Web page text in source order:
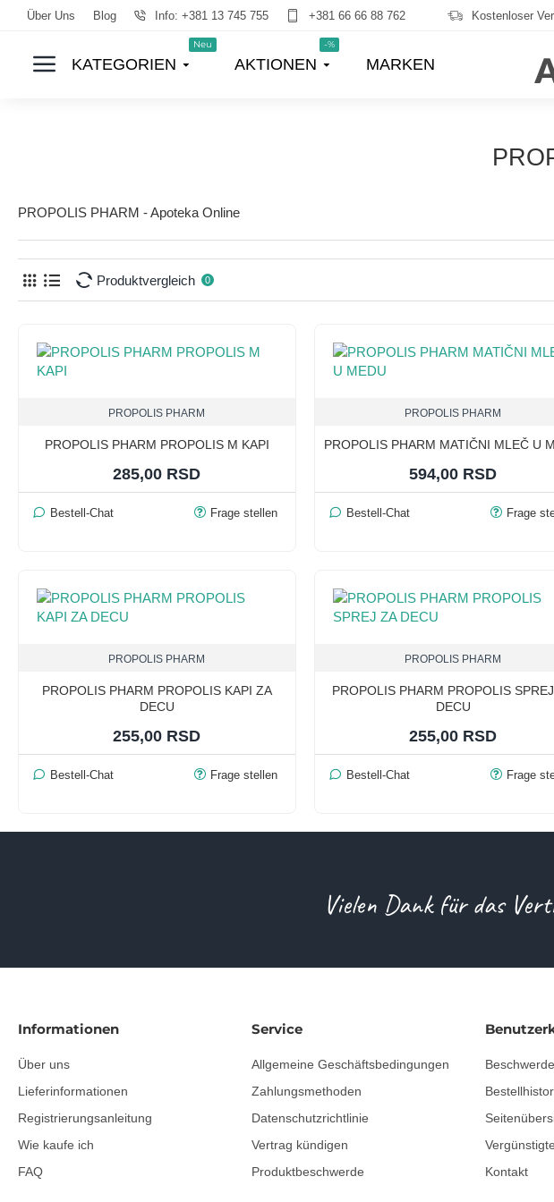
Über Uns Blog Info: +381 13 745 755 +381 66 66 88 762 Kostenloser
KATEGORIEN
Neu
AKTIONEN
-%
MARKEN
PROPOLIS PHARM - Apoteka Online
Produktvergleich 0
PROPOLIS PHARM
PROPOLIS PHARM PROPOLIS M KAPI
285,00 RSD
Bestell-Chat Frage stellen
PROPOLIS PHARM
PROPOLIS PHARM MATIČNI MLEČ U
594,00 RSD
Bestell-Chat Frage
PROPOLIS PHARM
PROPOLIS PHARM PROPOLIS KAPI ZA
DECU
255,00 RSD
Bestell-Chat Frage stellen
PROPOLIS PHARM
PROPOLIS PHARM PROPOLIS
DECU
255,00 RSD
Bestell-Chat Frage
Vielen Dank für das
Informationen
Über uns
Lieferinformationen
Registrierungsanleitung
Wie kaufe ich
FAQ
Service
Allgemeine Geschäftsbedingungen
Zahlungsmethoden
Datenschutzrichtlinie
Vertrag kündigen
Produktbeschwerde
Kontakt